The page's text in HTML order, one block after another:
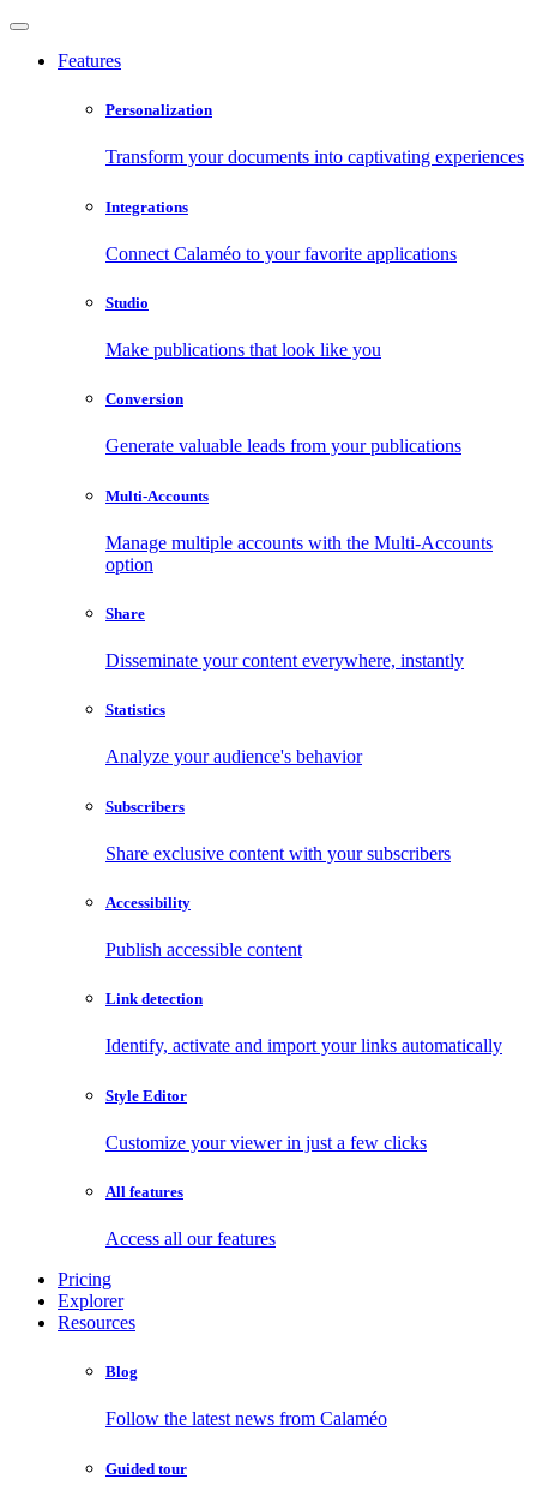
Features
Personalization
Transform your documents into captivating experiences
Integrations
Connect Calaméo to your favorite applications
Studio
Make publications that look like you
Conversion
Generate valuable leads from your publications
Multi-Accounts
Manage multiple accounts with the Multi-Accounts
option
Share
Disseminate your content everywhere, instantly
Statistics
Analyze your audience's behavior
Subscribers
Share exclusive content with your subscribers
Accessibility
Publish accessible content
Link detection
Identify, activate and import your links automatically
Style Editor
Customize your viewer in just a few clicks
All features
Access all our features
Pricing
Explorer
Resources
Blog
Follow the latest news from Calaméo
Guided tour